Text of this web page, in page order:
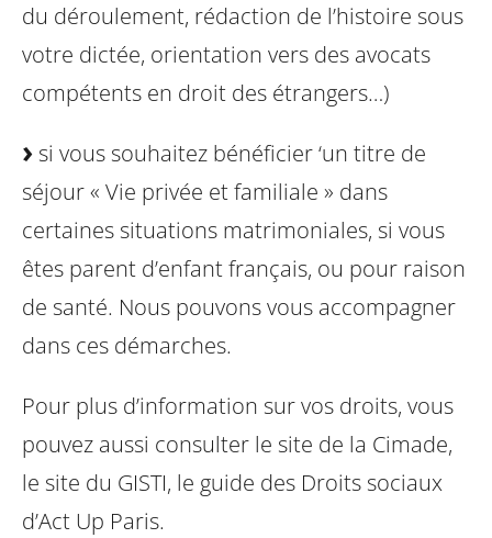
du déroulement, rédaction de l’histoire sous
votre dictée, orientation vers des avocats
compétents en droit des étrangers…)
si vous souhaitez bénéficier ‘un titre de
séjour « Vie privée et familiale » dans
certaines situations matrimoniales, si vous
êtes parent d’enfant français, ou pour raison
de santé. Nous pouvons vous accompagner
dans ces démarches.
Pour plus d’information sur vos droits, vous
pouvez aussi consulter le site de la Cimade,
le site du GISTI, le guide des Droits sociaux
d’Act Up Paris.